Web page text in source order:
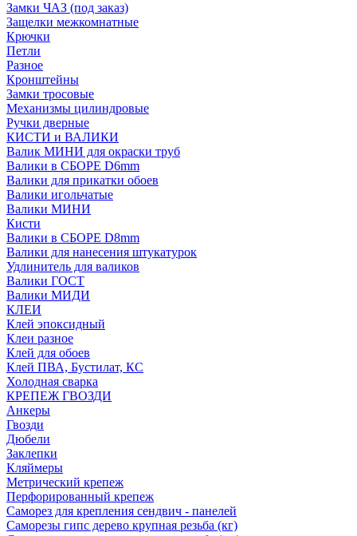
Замки ЧАЗ (под заказ)
Защелки межкомнатные
Крючки
Петли
Разное
Кронштейны
Замки тросовые
Механизмы цилиндровые
Ручки дверные
КИСТИ и ВАЛИКИ
Валик МИНИ для окраски труб
Валики в СБОРЕ D6mm
Валики для прикатки обоев
Валики игольчатые
Валики МИНИ
Кисти
Валики в СБОРЕ D8mm
Валики для нанесения штукатурок
Удлинитель для валиков
Валики ГОСТ
Валики МИДИ
КЛЕИ
Клей эпоксидный
Клеи разное
Клей для обоев
Клей ПВА, Бустилат, КС
Холодная сварка
КРЕПЕЖ ГВОЗДИ
Анкеры
Гвозди
Дюбели
Заклепки
Кляймеры
Метрический крепеж
Перфорированный крепеж
Саморез для крепления сендвич - панелей
Саморезы гипс дерево крупная резьба (кг)